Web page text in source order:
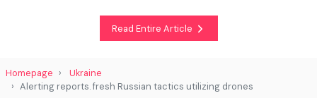
Read Entire Article
Homepage
Ukraine
Alerting reports. fresh Russian tactics utilizing drones